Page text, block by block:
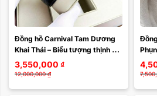
Đồng hồ Carnival Tam Dương
Khai Thái – Biểu tượng thịnh
vượng và tinh tế dành cho
người yêu nghệ ...
3,550,000 ₫
12,000,000 ₫
Màu mặt:
Xóa